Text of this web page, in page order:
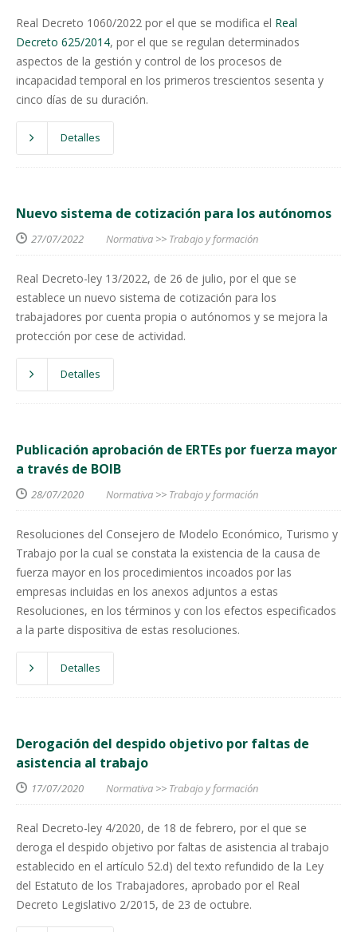
Real Decreto 1060/2022 por el que se modifica el Real
Decreto 625/2014, por el que se regulan determinados
aspectos de la gestión y control de los procesos de
incapacidad temporal en los primeros trescientos sesenta y
cinco días de su duración.
Detalles
Nuevo sistema de cotización para los autónomos
27/07/2022 Normativa >> Trabajo y formación
Real Decreto-ley 13/2022, de 26 de julio, por el que se
establece un nuevo sistema de cotización para los
trabajadores por cuenta propia o autónomos y se mejora la
protección por cese de actividad.
Detalles
Publicación aprobación de ERTEs por fuerza mayor
a través de BOIB
28/07/2020 Normativa >> Trabajo y formación
Resoluciones del Consejero de Modelo Económico, Turismo y
Trabajo por la cual se constata la existencia de la causa de
fuerza mayor en los procedimientos incoados por las
empresas incluidas en los anexos adjuntos a estas
Resoluciones, en los términos y con los efectos especificados
a la parte dispositiva de estas resoluciones.
Detalles
Derogación del despido objetivo por faltas de
asistencia al trabajo
17/07/2020 Normativa >> Trabajo y formación
Real Decreto-ley 4/2020, de 18 de febrero, por el que se
deroga el despido objetivo por faltas de asistencia al trabajo
establecido en el artículo 52.d) del texto refundido de la Ley
del Estatuto de los Trabajadores, aprobado por el Real
Decreto Legislativo 2/2015, de 23 de octubre.